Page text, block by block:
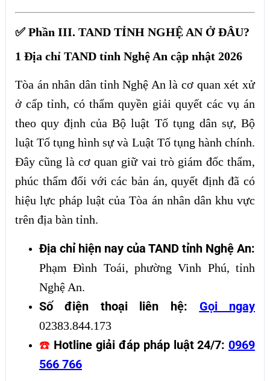
✅ Phần III. TAND TỈNH NGHỆ AN Ở ĐÂU?
1 Địa chỉ TAND tỉnh Nghệ An cập nhật 2026
Tòa án nhân dân tỉnh Nghệ An là cơ quan xét xử
ở cấp tỉnh, có thẩm quyền giải quyết các vụ án
theo quy định của Bộ luật Tố tụng dân sự, Bộ
luật Tố tụng hình sự và Luật Tố tụng hành chính.
Đây cũng là cơ quan giữ vai trò giám đốc thẩm,
phúc thẩm đối với các bản án, quyết định đã có
hiệu lực pháp luật của Tòa án nhân dân khu vực
trên địa bàn tỉnh.
Địa chỉ hiện nay của TAND tỉnh Nghệ An:
Phạm Đình Toái, phường Vinh Phú, tỉnh
Nghệ An.
Số điện thoại liên hệ: Gọi ngay
02383.844.173
☎️ Hotline giải đáp pháp luật 24/7: 0969
566 766